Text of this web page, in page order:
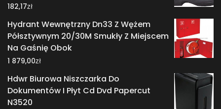
182,17zł
Hydrant Wewnętrzny Dn33 Z Wężem
Półsztywnym 20/30M Smukły Z Miejscem
Na Gaśnię Obok
1 879,00zł
Hdwr Biurowa Niszczarka Do
Dokumentów I Płyt Cd Dvd Papercut
N3520